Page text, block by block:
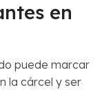
en
puede marcar
la cárcel y ser